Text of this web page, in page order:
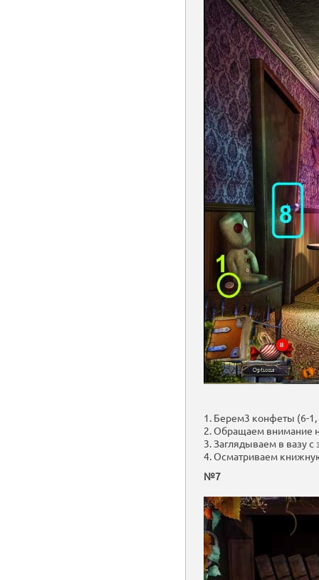
1. Берем3 конфеты (6-1,
2. Обращаем внимание
3. Заглядываем в вазу
4. Осматриваем
№7